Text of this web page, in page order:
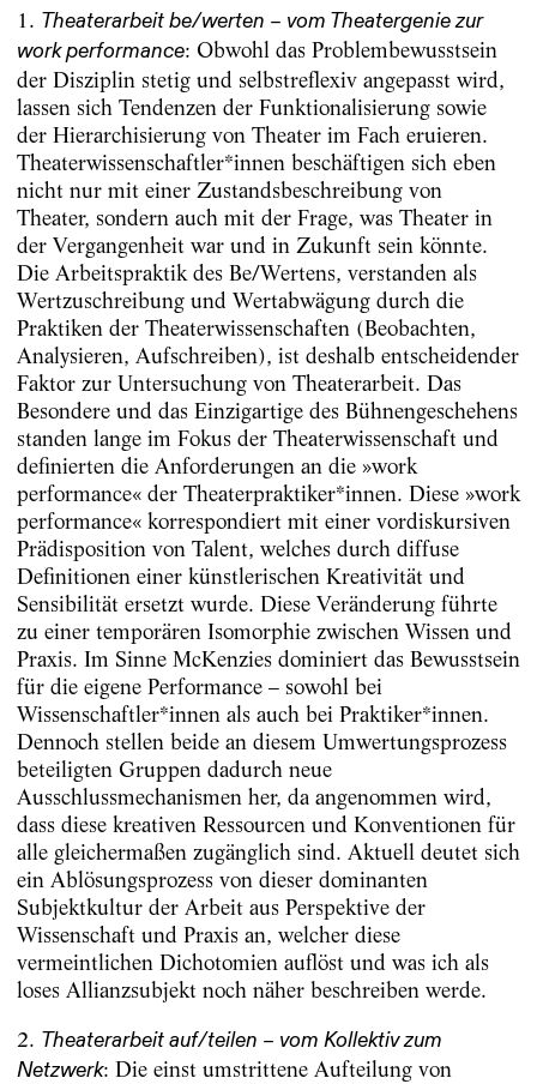
1. Theaterarbeit be/werten – vom Theatergenie zur
work performance: Obwohl das Problembewusstsein
der Disziplin stetig und selbstreflexiv angepasst wird,
lassen sich Tendenzen der Funktionalisierung sowie
der Hierarchisierung von Theater im Fach eruieren.
Theaterwissenschaftler*innen beschäftigen sich eben
nicht nur mit einer Zustandsbeschreibung von
Theater, sondern auch mit der Frage, was Theater in
der Vergangenheit war und in Zukunft sein könnte.
Die Arbeitspraktik des Be/Wertens, verstanden als
Wertzuschreibung und Wertabwägung durch die
Praktiken der Theaterwissenschaften (Beobachten,
Analysieren, Aufschreiben), ist deshalb entscheidender
Faktor zur Untersuchung von Theaterarbeit. Das
Besondere und das Einzigartige des Bühnengeschehens
standen lange im Fokus der Theaterwissenschaft und
definierten die Anforderungen an die »work
performance« der Theaterpraktiker*innen. Diese »work
performance« korrespondiert mit einer vordiskursiven
Prädisposition von Talent, welches durch diffuse
Definitionen einer künstlerischen Kreativität und
Sensibilität ersetzt wurde. Diese Veränderung führte
zu einer temporären Isomorphie zwischen Wissen und
Praxis. Im Sinne McKenzies dominiert das Bewusstsein
für die eigene Performance – sowohl bei
Wissenschaftler*innen als auch bei Praktiker*innen.
Dennoch stellen beide an diesem Umwertungsprozess
beteiligten Gruppen dadurch neue
Ausschlussmechanismen her, da angenommen wird,
dass diese kreativen Ressourcen und Konventionen für
alle gleichermaßen zugänglich sind. Aktuell deutet sich
ein Ablösungsprozess von dieser dominanten
Subjektkultur der Arbeit aus Perspektive der
Wissenschaft und Praxis an, welcher diese
vermeintlichen Dichotomien auflöst und was ich als
loses Allianzsubjekt noch näher beschreiben werde.
2. Theaterarbeit auf/teilen – vom Kollektiv zum
Netzwerk: Die einst umstrittene Aufteilung von